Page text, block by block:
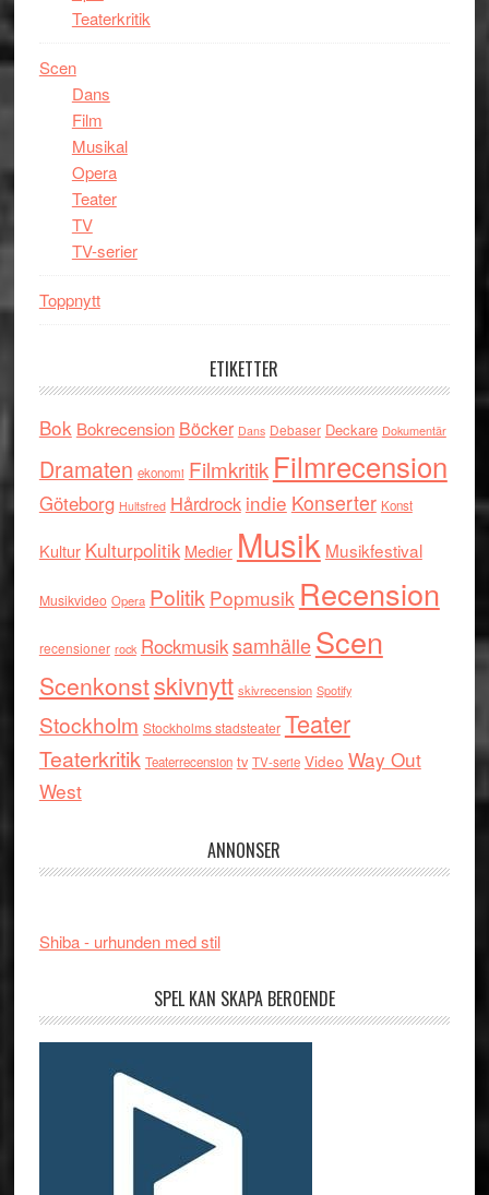
Teaterkritik
Scen
Dans
Film
Musikal
Opera
Teater
TV
TV-serier
Toppnytt
ETIKETTER
Bok Bokrecension Böcker Dans Debaser Deckare Dokumentär
Dramaten ekonomi Filmkritik Filmrecension
Göteborg Hultsfred Hårdrock indie Konserter Konst
Kultur Kulturpolitik Medier Musik Musikfestival
Musikvideo Opera Politik Popmusik Recension
recensioner rock RockmusiksamhälleScen
Scenkonstskivnytt skivrecension Spotify
Stockholm Stockholms stadsteater Teater
Teaterkritik Teaterrecension tv TV-serie Video Way Out
West
ANNONSER
Shiba - urhunden med stil
SPEL KAN SKAPA BEROENDE